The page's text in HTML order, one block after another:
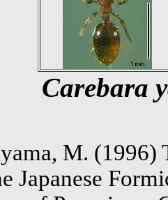
Carebara
M. (1996)
Japanese